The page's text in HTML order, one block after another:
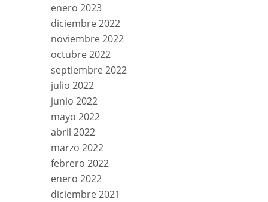
enero 2023
diciembre 2022
noviembre 2022
octubre 2022
septiembre 2022
julio 2022
junio 2022
mayo 2022
abril 2022
marzo 2022
febrero 2022
enero 2022
diciembre 2021